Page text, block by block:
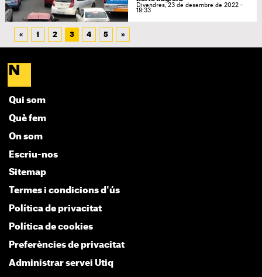
Divendres, 23 de desembre de 2022 -
18:33
« 1 2 3 4 5 »
Qui som
Què fem
On som
Escriu-nos
Sitemap
Termes i condicions d'ús
Política de privacitat
Política de cookies
Preferències de privacitat
Administrar servei Utiq